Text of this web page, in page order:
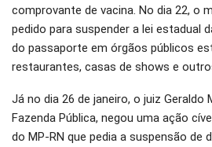
comprovante de vacina. No dia 22, o
pedido para suspender a lei estadual
do passaporte em órgãos públicos
restaurantes, casas de shows e
Já no dia 26 de janeiro, o juiz Geraldo
Fazenda Pública, negou uma ação
do MP-RN que pedia a suspensão de